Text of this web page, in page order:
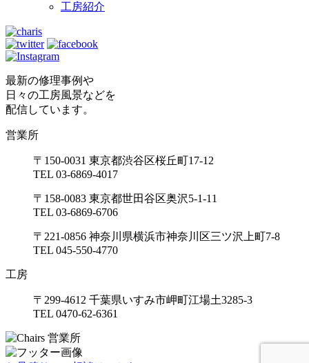
工房紹介
最新の修理事例や
日々の工房風景などを
配信しています。
営業所
〒150-0031 東京都渋谷区桜丘町17-12
TEL 03-6869-4017
〒158-0083 東京都世田谷区奥沢5-1-11
TEL 03-6869-6706
〒221-0856 神奈川県横浜市神奈川区三ツ沢上町7-8
TEL 045-550-4770
工房
〒299-4612 千葉県いすみ市岬町江場土3285-3
TEL 0470-62-6361